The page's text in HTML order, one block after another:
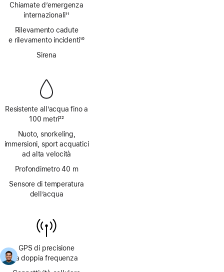
Chiamate d’emergenza
internazionali
Nota
11
Rilevamento cadute
e rilevamento incidenti10
Sirena
Resistente all’acqua fino a
100 metri
Nota
22
Nuoto, snorkeling,
immersioni, sport acquatici
ad alta velocità
Profondimetro 40 m
Sensore di temperatura
dell’acqua
GPS di precisione
a doppia frequenza